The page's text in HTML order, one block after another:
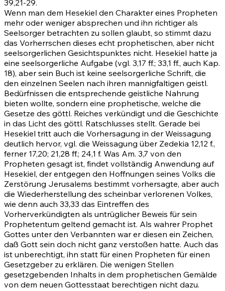
39,21-29.
Wenn man dem Hesekiel den Charakter eines Propheten
mehr oder weniger absprechen und ihn richtiger als
Seelsorger betrachten zu sollen glaubt, so stimmt dazu
das Vorherrschen dieses echt prophetischen, aber nicht
seelsorgerlichen Gesichtspunktes nicht. Hesekiel hatte ja
eine seelsorgerliche Aufgabe (vgl. 3,17 ff.; 33,1 ff., auch Kap.
18), aber sein Buch ist keine seelsorgerliche Schrift, die
den einzelnen Seelen nach ihren mannigfaltigen geistl.
Bedürfnissen die entsprechende geistliche Nahrung
bieten wollte, sondern eine prophetische, welche die
Gesetze des göttl. Reiches verkündigt und die Geschichte
in das Licht des göttl. Ratschlusses stellt. Gerade bei
Hesekiel tritt auch die Vorhersagung in der Weissagung
deutlich hervor, vgl. die Weissagung über Zedekia 12,12 f.,
ferner 17,20; 21,28 ff.; 24,1 f. Was Am. 3,7 von den
Propheten gesagt ist, findet vollständig Anwendung auf
Hesekiel, der entgegen den Hoffnungen seines Volks die
Zerstörung Jerusalems bestimmt vorhersagte, aber auch
die Wiederherstellung des scheinbar verlorenen Volkes,
wie denn auch 33,33 das Eintreffen des
Vorherverkündigten als untrüglicher Beweis für sein
Prophetentum geltend gemacht ist. Als wahrer Prophet
Gottes unter den Verbannten war er diesen ein Zeichen,
daß Gott sein doch nicht ganz verstoßen hatte. Auch das
ist unberechtigt, ihn statt für einen Propheten für einen
Gesetzgeber zu erklären. Die wenigen Stellen
gesetzgebenden Inhalts in dem prophetischen Gemälde
von dem neuen Gottesstaat berechtigen nicht dazu.